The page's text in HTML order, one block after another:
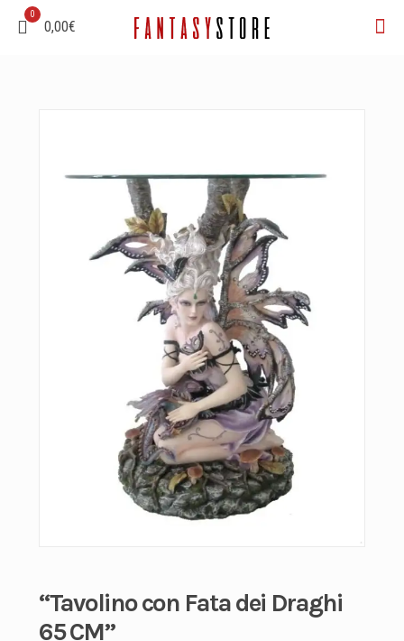
0
0,00€
“Tavolino con Fata dei Draghi
65 CM”